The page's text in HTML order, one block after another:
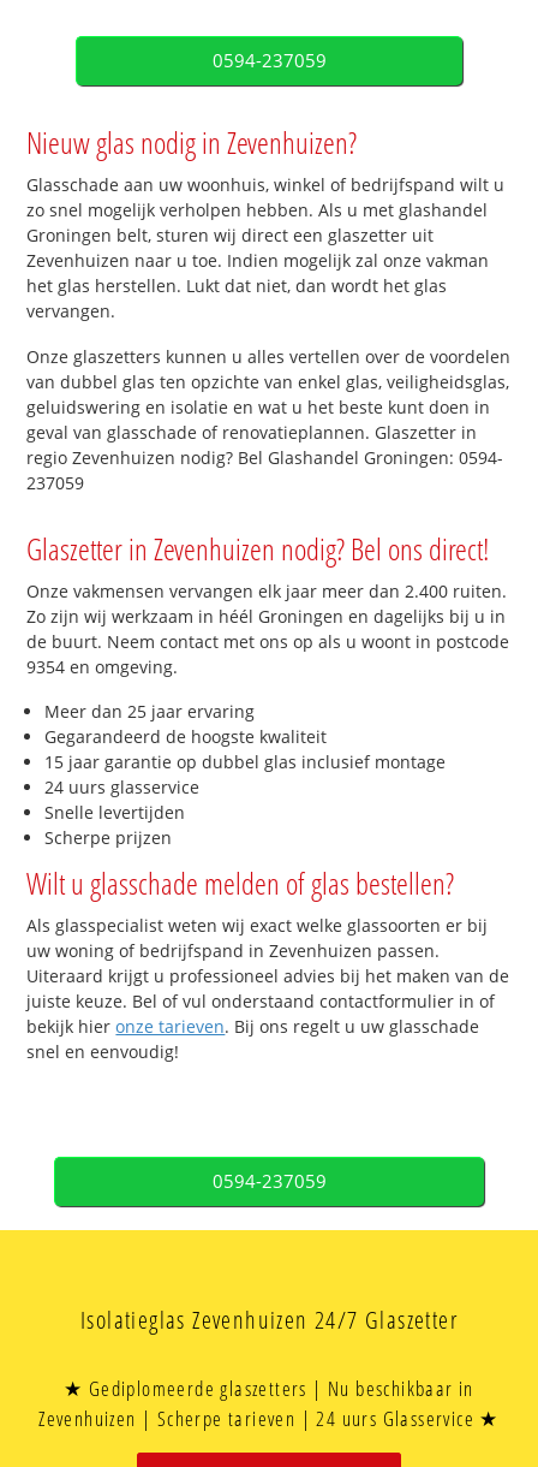
0594-237059
Nieuw glas nodig in Zevenhuizen?
Glasschade aan uw woonhuis, winkel of bedrijfspand wilt u
zo snel mogelijk verholpen hebben. Als u met glashandel
Groningen belt, sturen wij direct een glaszetter uit
Zevenhuizen naar u toe. Indien mogelijk zal onze vakman
het glas herstellen. Lukt dat niet, dan wordt het glas
vervangen.
Onze glaszetters kunnen u alles vertellen over de voordelen
van dubbel glas ten opzichte van enkel glas, veiligheidsglas,
geluidswering en isolatie en wat u het beste kunt doen in
geval van glasschade of renovatieplannen. Glaszetter in
regio Zevenhuizen nodig? Bel Glashandel Groningen: 0594-
237059
Glaszetter in Zevenhuizen nodig? Bel ons direct!
Onze vakmensen vervangen elk jaar meer dan 2.400 ruiten.
Zo zijn wij werkzaam in héél Groningen en dagelijks bij u in
de buurt. Neem contact met ons op als u woont in postcode
9354 en omgeving.
Meer dan 25 jaar ervaring
Gegarandeerd de hoogste kwaliteit
15 jaar garantie op dubbel glas inclusief montage
24 uurs glasservice
Snelle levertijden
Scherpe prijzen
Wilt u glasschade melden of glas bestellen?
Als glasspecialist weten wij exact welke glassoorten er bij
uw woning of bedrijfspand in Zevenhuizen passen.
Uiteraard krijgt u professioneel advies bij het maken van de
juiste keuze. Bel of vul onderstaand contactformulier in of
bekijk hieronze tarieven. Bij ons regelt u uw glasschade
snel en eenvoudig!
0594-237059
Isolatieglas Zevenhuizen 24/7 Glaszetter
★ Gediplomeerde glaszetters | Nu beschikbaar in
Zevenhuizen | Scherpe tarieven | 24 uurs Glasservice ★